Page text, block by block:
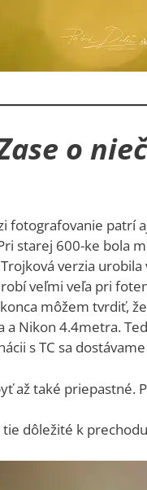
o
fotografovanie patrí
starej 600-ke bola
verzia
veľmi veľa pri
môžem tvrdiť,
Nikon 4.4metra.
s TC sa
až také
dôležité k